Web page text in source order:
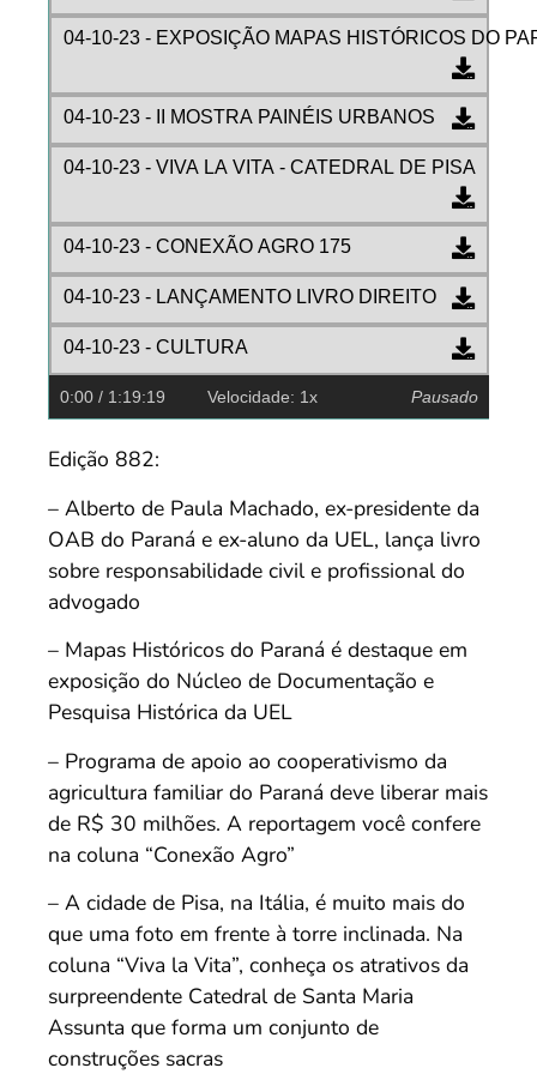
04-10-23 - EXPOSIÇÃO MAPAS HISTÓRICOS DO
04-10-23 - II MOSTRA PAINÉIS URBANOS
04-10-23 - VIVA LA VITA - CATEDRAL DE PISA
04-10-23 - CONEXÃO AGRO 175
04-10-23 - LANÇAMENTO LIVRO DIREITO
04-10-23 - CULTURA
0:00 / 1:19:19 Velocidade: 1x Pausado
Edição 882:
– Alberto de Paula Machado, ex-presidente da
OAB do Paraná e ex-aluno da UEL, lança livro
sobre responsabilidade civil e profissional do
advogado
– Mapas Históricos do Paraná é destaque em
exposição do Núcleo de Documentação e
Pesquisa Histórica da UEL
– Programa de apoio ao cooperativismo da
agricultura familiar do Paraná deve liberar mais
de R$ 30 milhões. A reportagem você confere
na coluna “Conexão Agro”
– A cidade de Pisa, na Itália, é muito mais do
que uma foto em frente à torre inclinada. Na
coluna “Viva la Vita”, conheça os atrativos da
surpreendente Catedral de Santa Maria
Assunta que forma um conjunto de
construções sacras